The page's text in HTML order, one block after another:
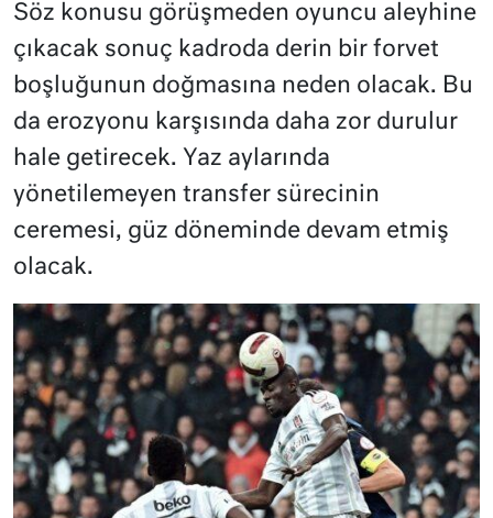
Söz konusu görüşmeden oyuncu aleyhine
çıkacak sonuç kadroda derin bir forvet
boşluğunun doğmasına neden olacak. Bu
da erozyonu karşısında daha zor durulur
hale getirecek. Yaz aylarında
yönetilemeyen transfer sürecinin
ceremesi, güz döneminde devam etmiş
olacak.